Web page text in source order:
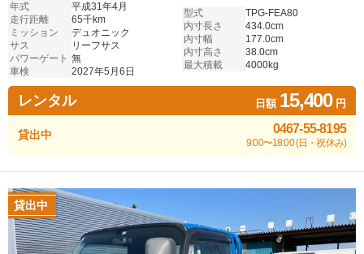
年式
平成31年4月
走行距離
65千km
ミッション
デュオニック
サス
リーフサス
パワーゲート 無
車検
2027年5月6日
型式
TPG-FEA80
内寸長さ
434.0cm
内寸幅
177.0cm
内寸高さ
38.0cm
最大積載
4000kg
レンタル 日額 15,400円
貸出中 0467-55-8195
9:00〜18:00 (日・祝休み)
貸出中